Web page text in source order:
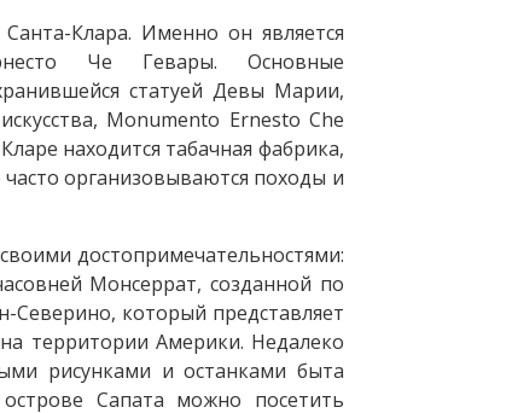
Клара. Именно он является
Че Гевары. Основные
статуей Девы Марии,
Monumento Ernesto Che
находится табачная фабрика,
организовываются походы и
достопримечательностями:
Монсеррат, созданной по
который представляет
территории Америки. Недалеко
рисунками и останками быта
Сапата можно посетить